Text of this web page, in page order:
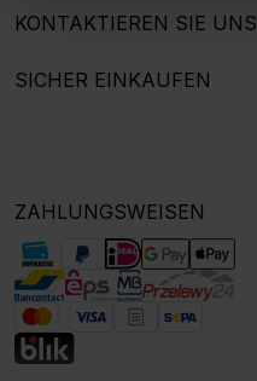
KONTAKTIEREN SIE UNS
SICHER EINKAUFEN
ZAHLUNGSWEISEN